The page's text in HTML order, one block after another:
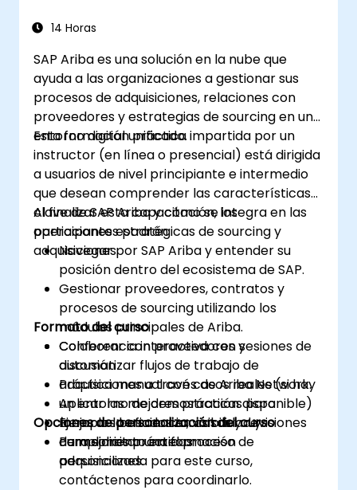
14 Horas
SAP Ariba es una solución en la nube que
ayuda a las organizaciones a gestionar sus
procesos de adquisiciones, relaciones con
proveedores y estrategias de sourcing en un
entorno digital unificado.
Esta formación práctica impartida por un
instructor (en línea o presencial) está dirigida
a usuarios de nivel principiante e intermedio
que desean comprender las características
clave de SAP Ariba y cómo se integra en las
operaciones estratégicas de sourcing y
adquisiciones.
Al finalizar esta capacitación, los
participantes podrán:
Navegar por SAP Ariba y entender su
posición dentro del ecosistema de SAP.
Gestionar proveedores, contratos y
procesos de sourcing utilizando los
módulos principales de Ariba.
Colaborar con proveedores y
automatizar flujos de trabajo de
adquisiciones a través de Ariba Network.
Aplicar las mejores prácticas para
mejorar la eficiencia, visibilidad y
cumplimiento en el proceso de
adquisiciones.
Formato del curso
Conferencia interactiva con sesiones de
discusión
Práctica manual con casos reales (si hay
un entorno de demostración disponible)
Ejemplos basados en casos y revisiones
de mejores prácticas
Opciones de personalización del curso
Para solicitar una formación
personalizada para este curso,
contáctenos para coordinarlo.